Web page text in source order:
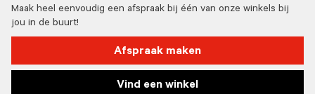
Maak heel eenvoudig een afspraak bij één van onze winkels bij
jou in de buurt!
Afspraak maken
Vind een winkel